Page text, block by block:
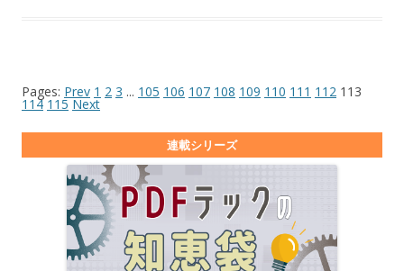
Pages: Prev 1 2 3 ... 105 106 107 108 109 110 111 112 113
114 115 Next
連載シリーズ